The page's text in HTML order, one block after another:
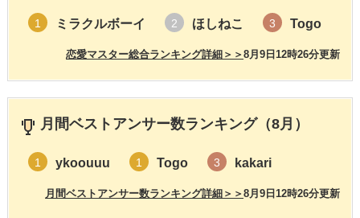
1 ミラクルボーイ 2 ほしねこ 3 Togo
8月9日12時26分更新
恋愛マスター総合ランキング詳細＞＞
月間ベストアンサー数ランキング（8月）
1 ykoouuu 1 Togo 3 kakari
8月9日12時26分更新
月間ベストアンサー数ランキング詳細＞＞